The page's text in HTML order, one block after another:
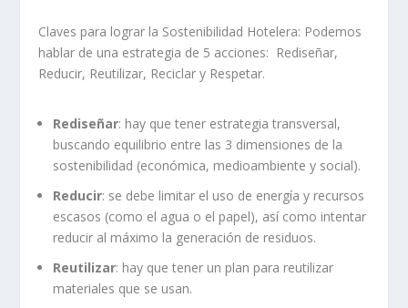
Claves para lograr la Sostenibilidad Hotelera: Podemos
hablar de una estrategia de 5 acciones: Rediseñar,
Reducir, Reutilizar, Reciclar y Respetar.
Rediseñar: hay que tener estrategia transversal,
buscando equilibrio entre las 3 dimensiones de la
sostenibilidad (económica, medioambiente y social).
Reducir: se debe limitar el uso de energía y recursos
escasos (como el agua o el papel), así como intentar
reducir al máximo la generación de residuos.
Reutilizar: hay que tener un plan para reutilizar
materiales que se usan.